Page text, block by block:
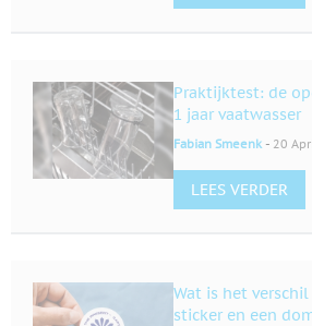
Praktijktest: de
1 jaar vaatwasser
Fabian Smeenk - 20
LEES VERDER
Wat is het
sticker en een